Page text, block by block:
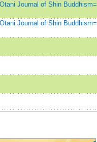
Journal of Shin Buddhism=
Journal of Shin Buddhism=